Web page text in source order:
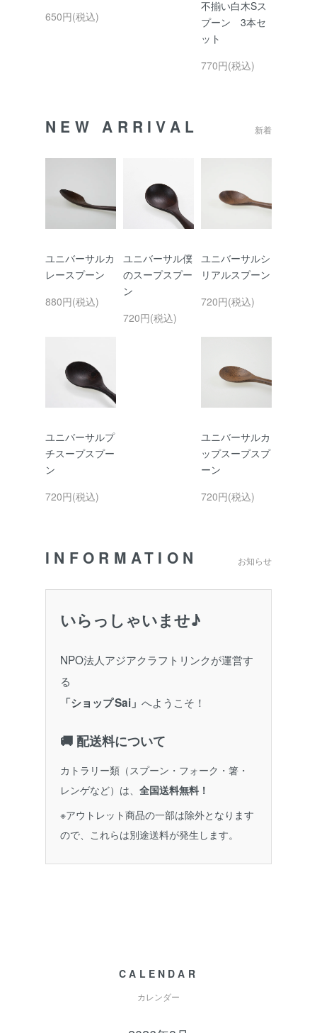
650円(税込)
不揃い白木Sス
プーン 3本セ
ット
770円(税込)
NEW ARRIVAL 新着
ユニバーサルカ
レースプーン
880円(税込)
ユニバーサル僕
のスープスプー
ン
720円(税込)
ユニバーサルシ
リアルスプーン
720円(税込)
ユニバーサルプ
チスープスプー
ン
720円(税込)
ユニバーサルカ
ップスープスプ
ーン
720円(税込)
INFORMATION お知らせ
いらっしゃいませ♪
NPO法人アジアクラフトリンクが運営す
る
「ショップ Sai」 へようこそ！
🚚 配送料について
カトラリー類（スプーン・フォーク・箸・
レンゲなど）は、 全国送料無料！
※アウトレット商品の一部は除外となります
ので、これらは別途送料が発生します。
CALENDAR
カレンダー